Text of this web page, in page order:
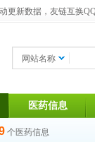
更新数据，友链互换
网站名称
医药信息
个医药信息